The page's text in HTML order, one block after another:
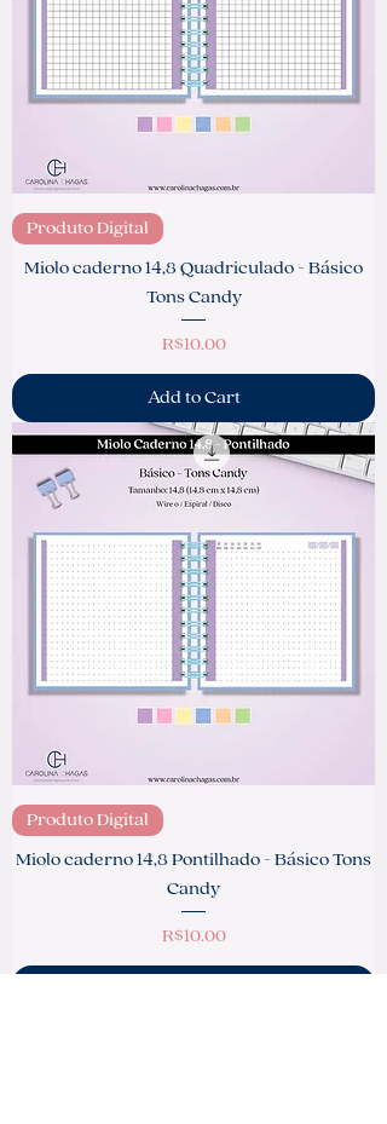
Produto Digital
Miolo caderno 14,8 Quadriculado - Básico
Tons Candy
Price
R$10.00
Add to Cart
Produto Digital
Miolo caderno 14,8 Pontilhado - Básico Tons
Candy
Price
R$10.00